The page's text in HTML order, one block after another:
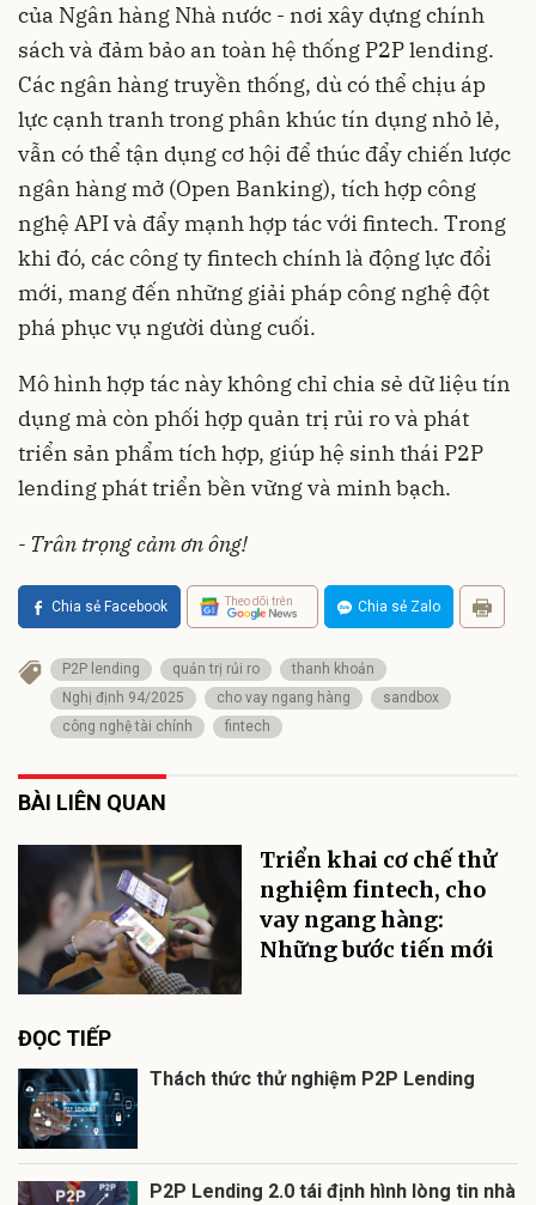
của Ngân hàng Nhà nước - nơi xây dựng chính
sách và đảm bảo an toàn hệ thống P2P lending.
Các ngân hàng truyền thống, dù có thể chịu áp
lực cạnh tranh trong phân khúc tín dụng nhỏ lẻ,
vẫn có thể tận dụng cơ hội để thúc đẩy chiến lược
ngân hàng mở (Open Banking), tích hợp công
nghệ API và đẩy mạnh hợp tác với fintech. Trong
khi đó, các công ty fintech chính là động lực đổi
mới, mang đến những giải pháp công nghệ đột
phá phục vụ người dùng cuối.
Mô hình hợp tác này không chỉ chia sẻ dữ liệu tín
dụng mà còn phối hợp quản trị rủi ro và phát
triển sản phẩm tích hợp, giúp hệ sinh thái P2P
lending phát triển bền vững và minh bạch.
- Trân trọng cảm ơn ông!
Chia sẻ Facebook Theo dõi trên Chia sẻ Zalo
P2P lending quản trị rủi ro
thanh khoản
Nghị định 94/2025
cho vay ngang hàng
sandbox
công nghệ tài chính
fintech
BÀI LIÊN QUAN
Triển khai cơ chế thử
nghiệm fintech, cho
vay ngang hàng:
Những bước tiến mới
ĐỌC TIẾP
Thách thức thử nghiệm P2P Lending
P2P Lending 2.0 tái định hình lòng tin nhà